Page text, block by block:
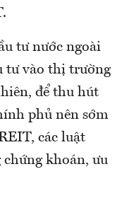
tư nước ngoài
tư vào thị trường
để thu hút
phủ nên sớm
các luật
khoán, ưu